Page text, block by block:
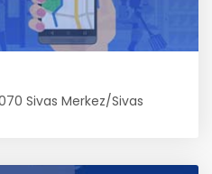
Sivas Merkez/Sivas